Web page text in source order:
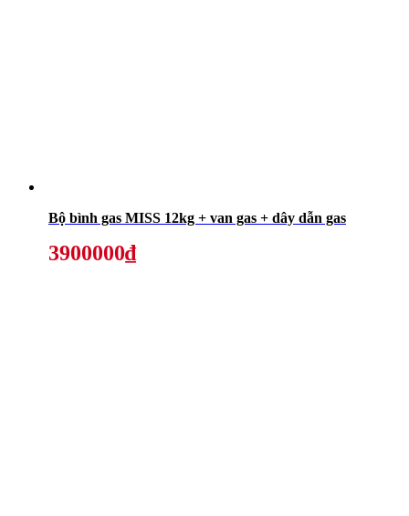
Bộ bình gas MISS 12kg + van gas + dây dẫn gas
3900000₫